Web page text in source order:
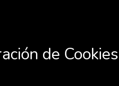
de Cookies